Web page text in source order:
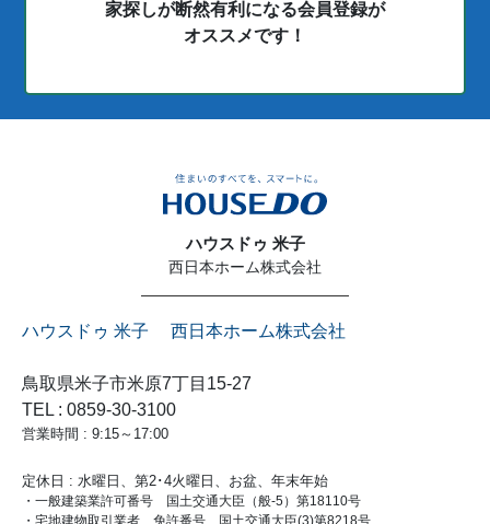
家探しが断然有利になる会員登録が
オススメです！
ハウスドゥ 米子
西日本ホーム株式会社
ハウスドゥ 米子 西日本ホーム株式会社
鳥取県米子市米原7丁目15-27
TEL : 0859-30-3100
営業時間 : 9:15～17:00
定休日 : 水曜日、第2･4火曜日、お盆、年末年始
・一般建築業許可番号 国土交通大臣（般-5）第18110号
・宅地建物取引業者 免許番号 国土交通大臣(3)第8218号